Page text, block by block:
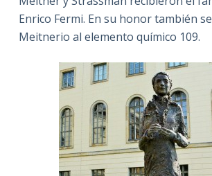
Enrico Fermi. En su honor también
Meitnerio al elemento químico 109.